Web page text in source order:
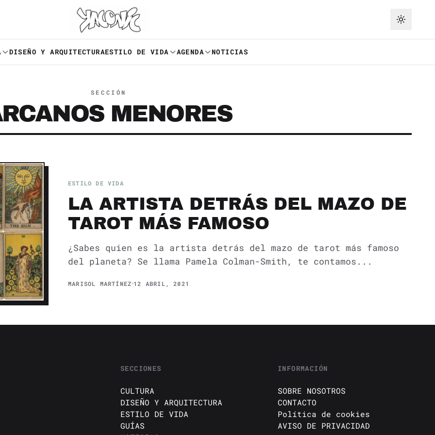
DISEÑO Y ARQUITECTURAESTILO DE VIDA AGENDA NOTICIAS
SECCIÓN
MENORES
ESTILO DE VIDA
LA ARTISTA DETRÁS DEL MAZO DE
TAROT MÁS FAMOSO
¿Sabes quien es la artista detrás del mazo de tarot más famoso
del planeta? Se llama Pamela Colman-Smith, te contamos...
MARISOL MARTÍNEZ 12 ABRIL, 2021
SECCIONES
CULTURA
DISEÑO Y ARQUITECTURA
ESTILO DE VIDA
GUÍAS
INFORMACIÓN
SOBRE NOSOTROS
CONTACTO
Política de cookies
AVISO DE PRIVACIDAD